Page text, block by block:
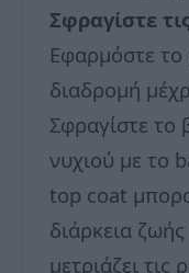
Σφραγίστε
Εφαρμόστε το
διαδρομή
Σφραγίστε το
νυχιού με το
top coat
διάρκεια
μετριάζει τις